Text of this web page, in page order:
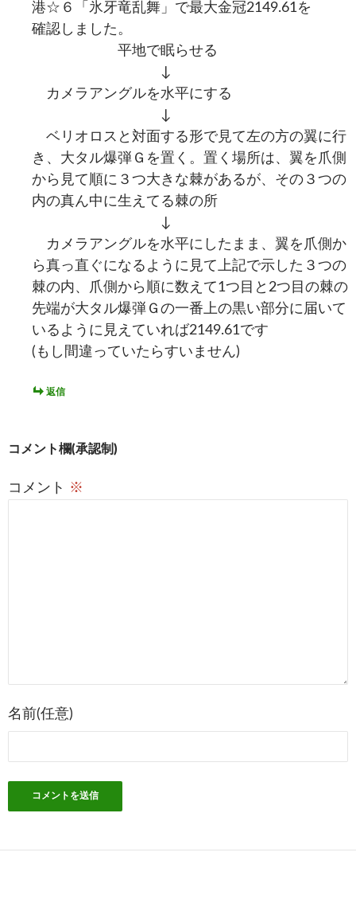
港☆６「氷牙竜乱舞」で最大金冠2149.61を
確認しました。
平地で眠らせる
↓
カメラアングルを水平にする
↓
ベリオロスと対面する形で見て左の方の翼に行
き、大タル爆弾Ｇを置く。置く場所は、翼を爪側
から見て順に３つ大きな棘があるが、その３つの
内の真ん中に生えてる棘の所
↓
カメラアングルを水平にしたまま、翼を爪側か
ら真っ直ぐになるように見て上記で示した３つの
棘の内、爪側から順に数えて1つ目と2つ目の棘の
先端が大タル爆弾Ｇの一番上の黒い部分に届いて
いるように見えていれば2149.61です
(もし間違っていたらすいません)
返信
コメント欄(承認制)
コメント ※
名前(任意)